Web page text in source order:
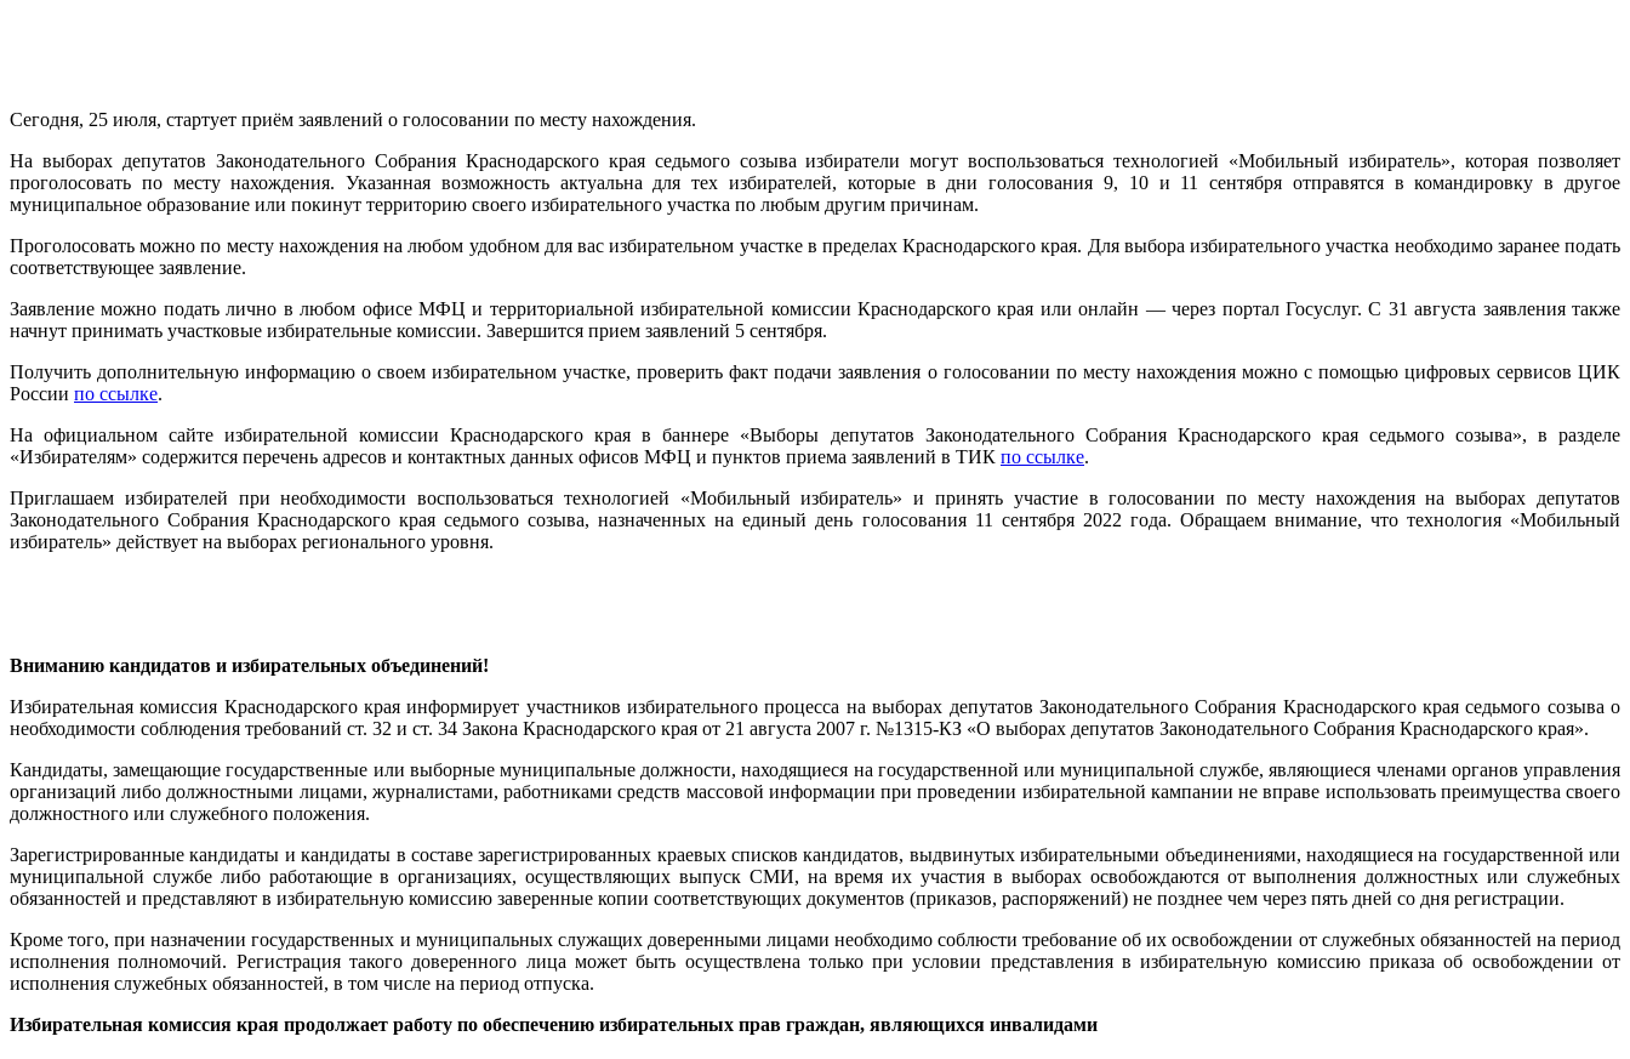
Сегодня, 25 июля, стартует приём заявлений о голосовании по месту нахождения.
На выборах депутатов Законодательного Собрания Краснодарского края седьмого созыва избиратели могут воспользоваться технологией «Мобильный избиратель», которая позволяет
проголосовать по месту нахождения. Указанная возможность актуальна для тех избирателей, которые в дни голосования 9, 10 и 11 сентября отправятся в командировку в другое
муниципальное образование или покинут территорию своего избирательного участка по любым другим причинам.
Проголосовать можно по месту нахождения на любом удобном для вас избирательном участке в пределах Краснодарского края. Для выбора избирательного участка необходимо заранее подать
соответствующее заявление.
Заявление можно подать лично в любом офисе МФЦ и территориальной избирательной комиссии Краснодарского края или онлайн — через портал Госуслуг. С 31 августа заявления также
начнут принимать участковые избирательные комиссии. Завершится прием заявлений 5 сентября.
Получить дополнительную информацию о своем избирательном участке, проверить факт подачи заявления о голосовании по месту нахождения можно с помощью цифровых сервисов ЦИК
России по ссылке.
На официальном сайте избирательной комиссии Краснодарского края в баннере «Выборы депутатов Законодательного Собрания Краснодарского края седьмого созыва», в разделе
«Избирателям» содержится перечень адресов и контактных данных офисов МФЦ и пунктов приема заявлений в ТИК по ссылке.
Приглашаем избирателей при необходимости воспользоваться технологией «Мобильный избиратель» и принять участие в голосовании по месту нахождения на выборах депутатов
Законодательного Собрания Краснодарского края седьмого созыва, назначенных на единый день голосования 11 сентября 2022 года. Обращаем внимание, что технология «Мобильный
избиратель» действует на выборах регионального уровня.
Вниманию кандидатов и избирательных объединений!
Избирательная комиссия Краснодарского края информирует участников избирательного процесса на выборах депутатов Законодательного Собрания Краснодарского края седьмого созыва о
необходимости соблюдения требований ст. 32 и ст. 34 Закона Краснодарского края от 21 августа 2007 г. №1315-КЗ «О выборах депутатов Законодательного Собрания Краснодарского края».
Кандидаты, замещающие государственные или выборные муниципальные должности, находящиеся на государственной или муниципальной службе, являющиеся членами органов управления
организаций либо должностными лицами, журналистами, работниками средств массовой информации при проведении избирательной кампании не вправе использовать преимущества своего
должностного или служебного положения.
Зарегистрированные кандидаты и кандидаты в составе зарегистрированных краевых списков кандидатов, выдвинутых избирательными объединениями, находящиеся на государственной или
муниципальной службе либо работающие в организациях, осуществляющих выпуск СМИ, на время их участия в выборах освобождаются от выполнения должностных или служебных
обязанностей и представляют в избирательную комиссию заверенные копии соответствующих документов (приказов, распоряжений) не позднее чем через пять дней со дня регистрации.
Кроме того, при назначении государственных и муниципальных служащих доверенными лицами необходимо соблюсти требование об их освобождении от служебных обязанностей на период
исполнения полномочий. Регистрация такого доверенного лица может быть осуществлена только при условии представления в избирательную комиссию приказа об освобождении от
исполнения служебных обязанностей, в том числе на период отпуска.
Избирательная комиссия края продолжает работу по обеспечению избирательных прав граждан, являющихся инвалидами